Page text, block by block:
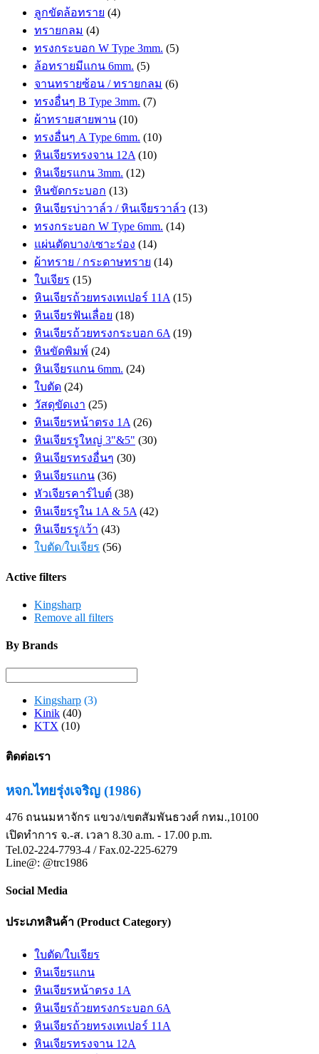
ลูกขัดล้อทราย (4)
ทรายกลม (4)
ทรงกระบอก W Type 3mm. (5)
ล้อทรายมีแกน 6mm. (5)
จานทรายซ้อน / ทรายกลม (6)
ทรงอื่นๆ B Type 3mm. (7)
ผ้าทรายสายพาน (10)
ทรงอื่นๆ A Type 6mm. (10)
หินเจียรทรงจาน 12A (10)
หินเจียรแกน 3mm. (12)
หินขัดกระบอก (13)
หินเจียรบ่าวาล์ว / หินเจียรวาล์ว (13)
ทรงกระบอก W Type 6mm. (14)
แผ่นตัดบาง/เซาะร่อง (14)
ผ้าทราย / กระดาษทราย (14)
ใบเจียร (15)
หินเจียรถ้วยทรงเทเปอร์ 11A (15)
หินเจียรฟันเลื่อย (18)
หินเจียรถ้วยทรงกระบอก 6A (19)
หินขัดพิมพ์ (24)
หินเจียรแกน 6mm. (24)
ใบตัด (24)
วัสดุขัดเงา (25)
หินเจียรหน้าตรง 1A (26)
หินเจียรรูใหญ่ 3"&5" (30)
หินเจียรทรงอื่นๆ (30)
หินเจียรแกน (36)
หัวเจียรคาร์ไบต์ (38)
หินเจียรรูใน 1A & 5A (42)
หินเจียรรู/เว้า (43)
ใบตัด/ใบเจียร (56)
Active filters
Kingsharp
Remove all filters
By Brands
Kingsharp (3)
Kinik (40)
KTX (10)
ติดต่อเรา
หจก.ไทยรุ่งเจริญ (1986)
476 ถนนมหาจักร แขวง/เขตสัมพันธวงศ์ กทม.,10100
เปิดทำการ จ.-ส. เวลา 8.30 a.m. - 17.00 p.m.
Tel.02-224-7793-4 / Fax.02-225-6279
Line@: @trc1986
Social Media
ประเภทสินค้า (Product Category)
ใบตัด/ใบเจียร
หินเจียรแกน
หินเจียรหน้าตรง 1A
หินเจียรถ้วยทรงกระบอก 6A
หินเจียรถ้วยทรงเทเปอร์ 11A
หินเจียรทรงจาน 12A